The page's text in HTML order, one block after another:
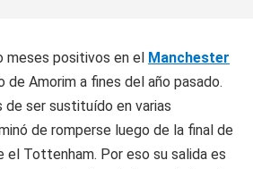
meses positivos en el Manchester
de Amorim a fines del año pasado.
de ser sustituído en varias
de romperse luego de la final de
el Tottenham. Por eso su salida es